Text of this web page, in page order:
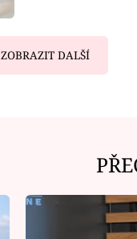
ZOBRAZIT DALŠÍ